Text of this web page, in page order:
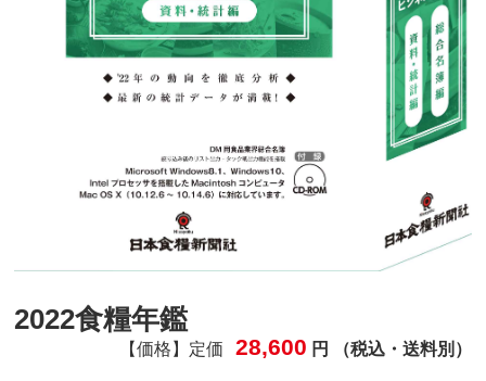
2022食糧年鑑
【価格】定価 28,600 円 （税込・送料別）